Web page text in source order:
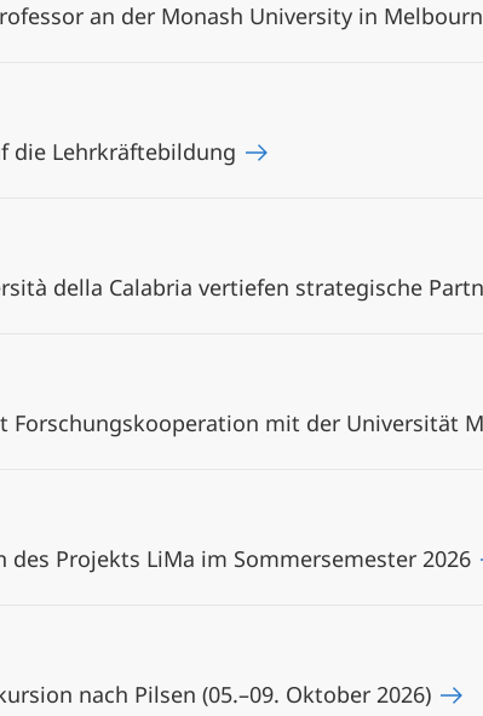
an der Monash University in
die Lehrkräftebildung
della Calabria vertiefen strategische
Forschungskooperation mit der Universität
Projekts LiMa im Sommersemester 2026
nach Pilsen (05.–09. Oktober 2026)